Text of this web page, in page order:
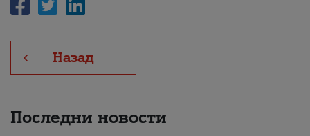
Назад
Последни новости